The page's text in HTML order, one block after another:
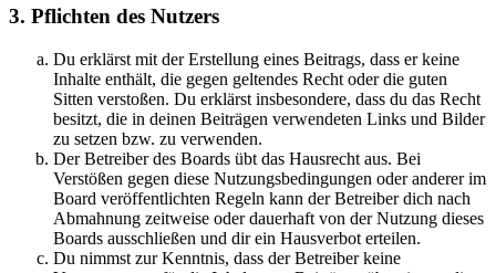
3. Pflichten des Nutzers
Du erklärst mit der Erstellung eines Beitrags, dass er keine
Inhalte enthält, die gegen geltendes Recht oder die guten
Sitten verstoßen. Du erklärst insbesondere, dass du das Recht
besitzt, die in deinen Beiträgen verwendeten Links und Bilder
zu setzen bzw. zu verwenden.
Der Betreiber des Boards übt das Hausrecht aus. Bei
Verstößen gegen diese Nutzungsbedingungen oder anderer im
Board veröffentlichten Regeln kann der Betreiber dich nach
Abmahnung zeitweise oder dauerhaft von der Nutzung dieses
Boards ausschließen und dir ein Hausverbot erteilen.
Du nimmst zur Kenntnis, dass der Betreiber keine